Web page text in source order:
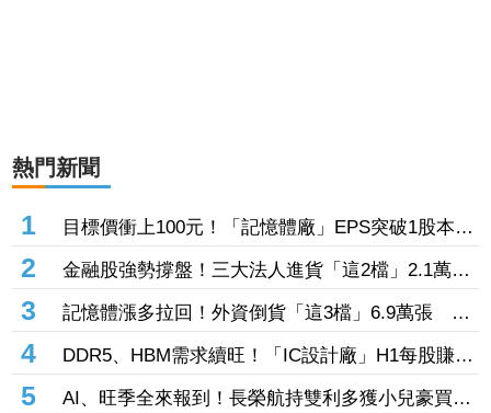
熱門新聞
1
目標價衝上100元！「記憶體廠」EPS突破1股本
DRAM大漲45%＋合作美光獲利迎轉機
2
金融股強勢撐盤！三大法人進貨「這2檔」2.1萬
張 投8.54億元連12日進場三商壽
3
記憶體漲多拉回！外資倒貨「這3檔」6.9萬張 連
賣華邦電2天捲102億元
4
DDR5、HBM需求續旺！「IC設計廠」H1每股賺
9.13元 董座：搶晶圓產能比毛利率更重要
5
AI、旺季全來報到！長榮航持雙利多獲小兒豪買逾